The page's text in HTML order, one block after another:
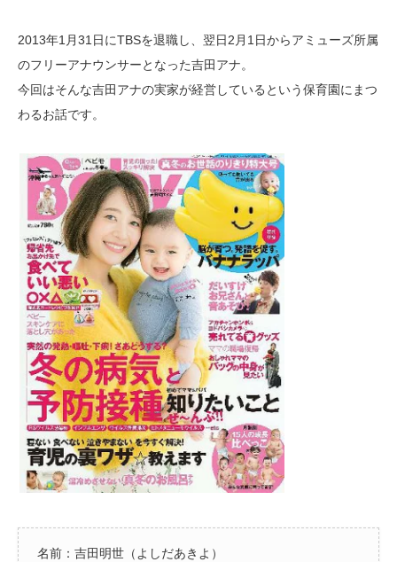
2013年1月31日にTBSを退職し、翌日2月1日からアミューズ所属
のフリーアナウンサーとなった吉田アナ。
今回はそんな吉田アナの実家が経営しているという保育園にまつ
わるお話です。
名前：吉田明世（よしだあきよ）